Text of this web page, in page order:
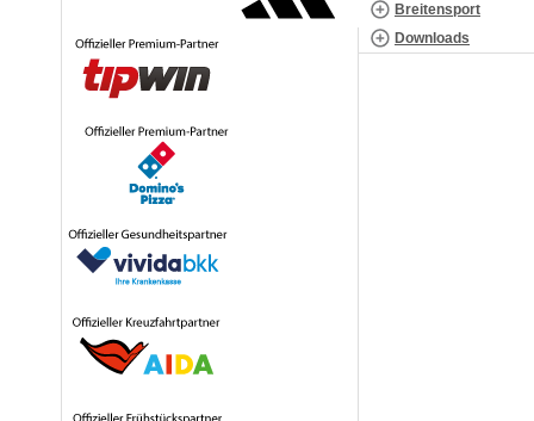
Breitensport
Downloads